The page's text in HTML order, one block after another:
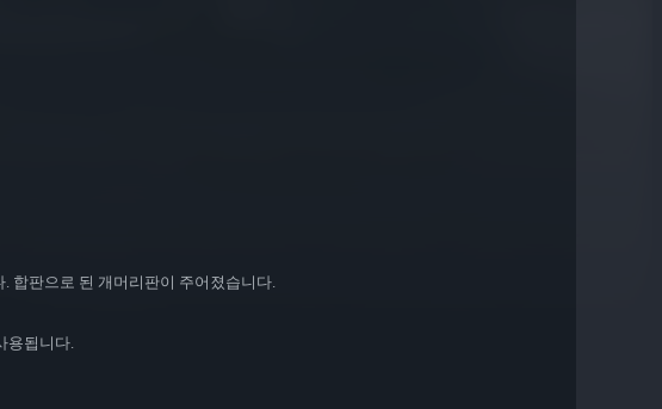
합판으로 된 개머리판이 주어졌습니다.
용됩니다.